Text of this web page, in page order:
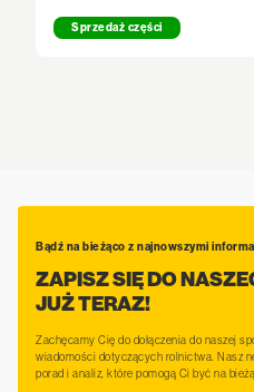
Sprzedaż części
Bądź na bieżąco z najnowszymi
ZAPISZ SIĘ DO
JUŻ TERAZ!
Zachęcamy Cię do dołączenia do naszej
wiadomości dotyczących rolnictwa. Nasz
porad i analiz, które pomogą Ci być na